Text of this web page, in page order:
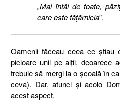
„Mai întâi de toate,
care este făţărnicia”.
Oamenii făceau ceea ce
picioare unii pe alții, deoarece
trebuie să mergi la o școală în
ceva). Dar, atunci și acolo
acest aspect.